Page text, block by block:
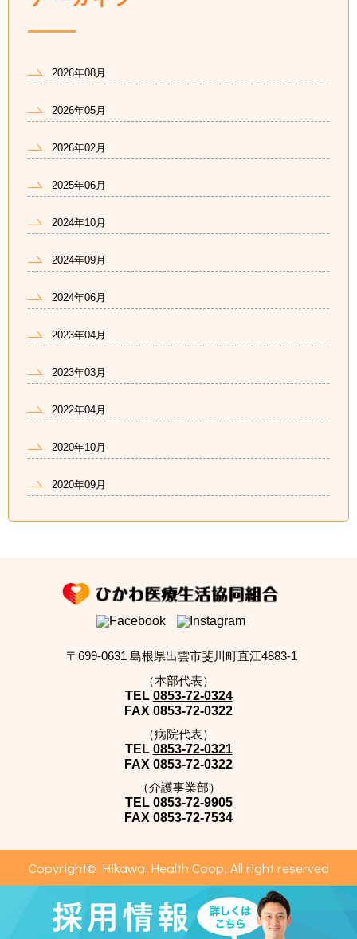
2026年08月
2026年05月
2026年02月
2025年06月
2024年10月
2024年09月
2024年06月
2023年04月
2023年03月
2022年04月
2020年10月
2020年09月
〒699-0631 島根県出雲市斐川町直江4883-1
（本部代表）
TEL 0853-72-0324
FAX 0853-72-0322
（病院代表）
TEL 0853-72-0321
FAX 0853-72-0322
（介護事業部）
TEL 0853-72-9905
FAX 0853-72-7534
Copyright© Hikawa Health Coop, All right reserved